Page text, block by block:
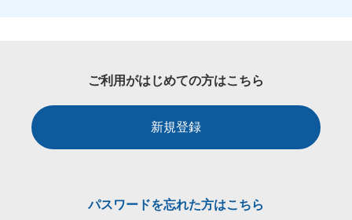
ご利用がはじめての方はこちら
新規登録
パスワードを忘れた方はこちら